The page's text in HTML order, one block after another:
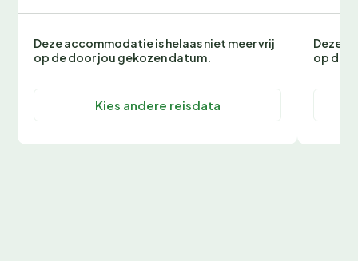
Deze accommodatie is helaas niet meer vrij
op de door jou gekozen datum.
Kies andere reisdata
Deze
op de